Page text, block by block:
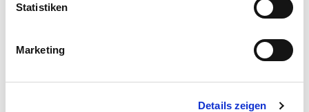
Statistiken
Marketing
Details zeigen
29,99 €